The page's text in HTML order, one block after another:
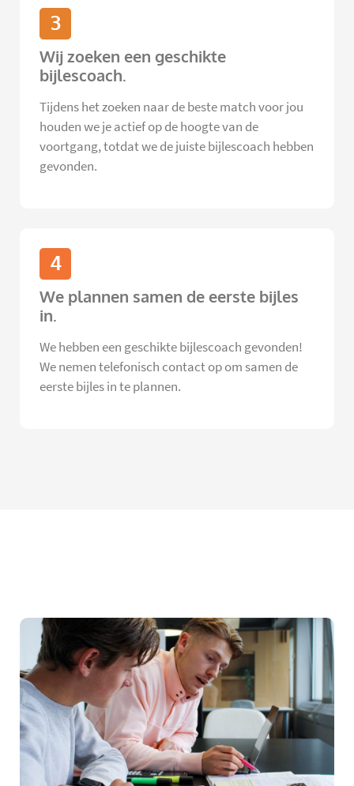
3
Wij zoeken een geschikte
bijlescoach.
Tijdens het zoeken naar de beste match voor jou
houden we je actief op de hoogte van de
voortgang, totdat we de juiste bijlescoach hebben
gevonden.
4
We plannen samen de eerste bijles
in.
We hebben een geschikte bijlescoach gevonden!
We nemen telefonisch contact op om samen de
eerste bijles in te plannen.